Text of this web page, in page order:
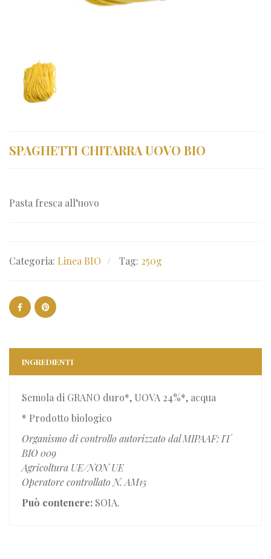
SPAGHETTI CHITARRA UOVO BIO
Pasta fresca all’uovo
Categoria: Linea BIO Tag: 250g
INGREDIENTI
Semola di GRANO duro*, UOVA 24%*, acqua
* Prodotto biologico
Organismo di controllo autorizzato dal MIPAAF: IT
BIO 009
Agricoltura UE/NON UE
Operatore controllato N. AM15
Può contenere: SOIA.